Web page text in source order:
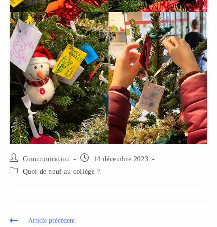
Communication
14 décembre 2023
Quoi de neuf au collège ?
Article précédent